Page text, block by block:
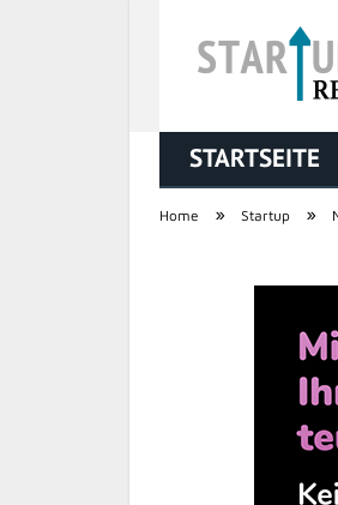
STARTSEITE
Home » Startup »